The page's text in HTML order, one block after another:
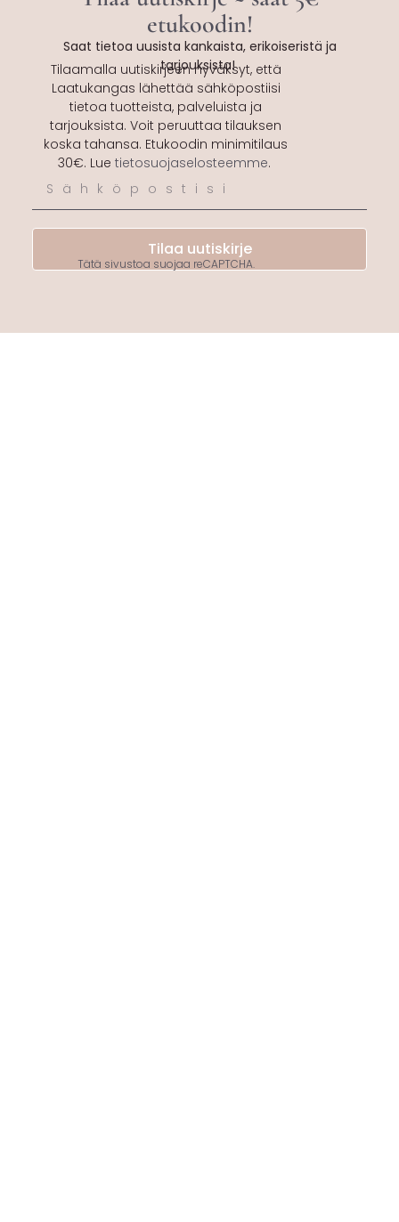
etukoodin!
Saat tietoa uusista kankaista, erikoiseristä ja
tarjouksista!
Tilaamalla uutiskirjeen hyväksyt, että
Laatukangas lähettää sähköpostiisi
tietoa tuotteista, palveluista ja
tarjouksista. Voit peruuttaa tilauksen
koska tahansa. Etukoodin minimitilaus
30€. Lue tietosuojaselosteemme.
Tilaa uutiskirje
Tätä sivustoa suojaa reCAPTCHA.